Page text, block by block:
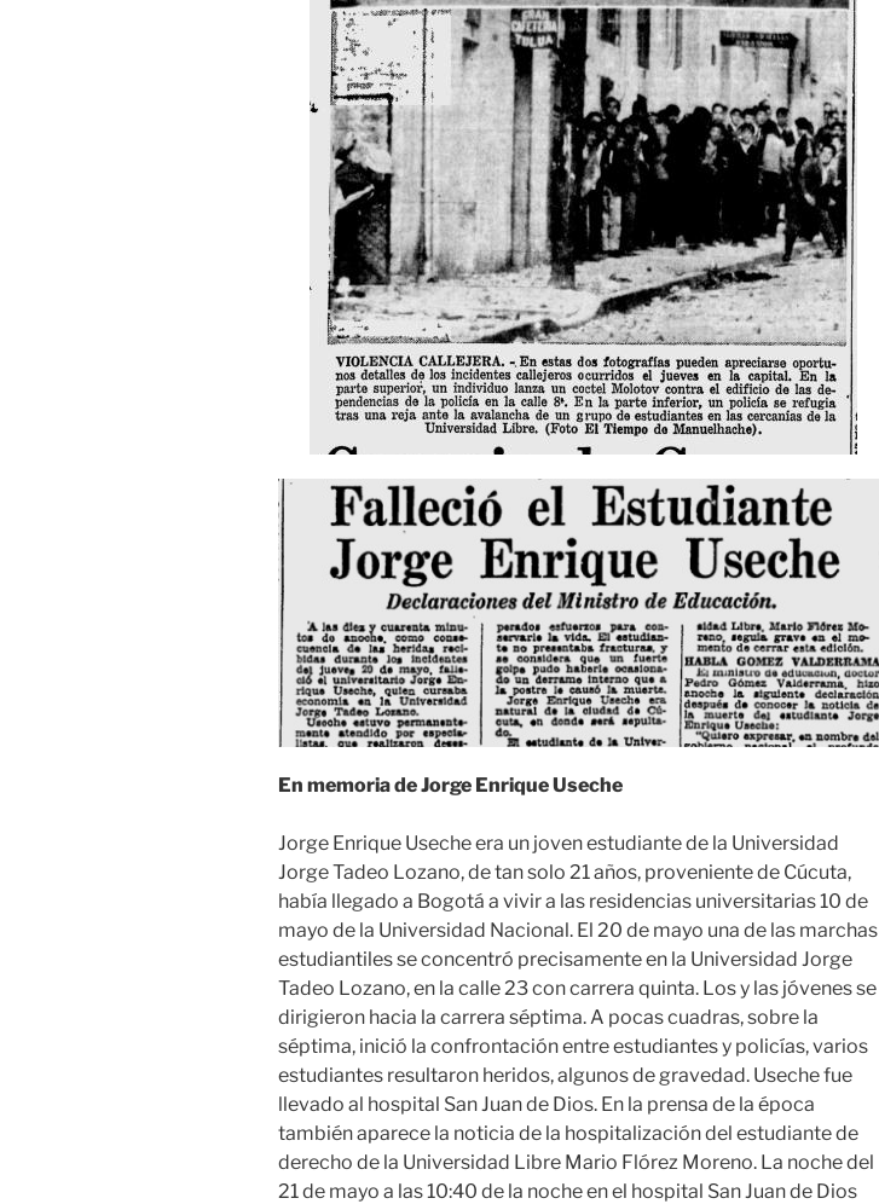
En memoria de Jorge Enrique Useche
Jorge Enrique Useche era un joven estudiante de la Universidad
Jorge Tadeo Lozano, de tan solo 21 años, proveniente de Cúcuta,
había llegado a Bogotá a vivir a las residencias universitarias 10 de
mayo de la Universidad Nacional. El 20 de mayo una de las marchas
estudiantiles se concentró precisamente en la Universidad Jorge
Tadeo Lozano, en la calle 23 con carrera quinta. Los y las jóvenes se
dirigieron hacia la carrera séptima. A pocas cuadras, sobre la
séptima, inició la confrontación entre estudiantes y policías, varios
estudiantes resultaron heridos, algunos de gravedad. Useche fue
llevado al hospital San Juan de Dios. En la prensa de la época
también aparece la noticia de la hospitalización del estudiante de
derecho de la Universidad Libre Mario Flórez Moreno. La noche del
21 de mayo a las 10:40 de la noche en el hospital San Juan de Dios